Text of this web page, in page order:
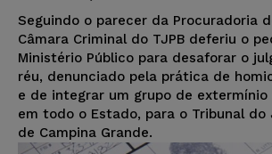
Seguindo o parecer da Procuradoria
Câmara Criminal do TJPB deferiu o
Ministério Público para desaforar o
réu, denunciado pela prática de
e de integrar um grupo de
em todo o Estado, para o Tribunal do
de Campina Grande.